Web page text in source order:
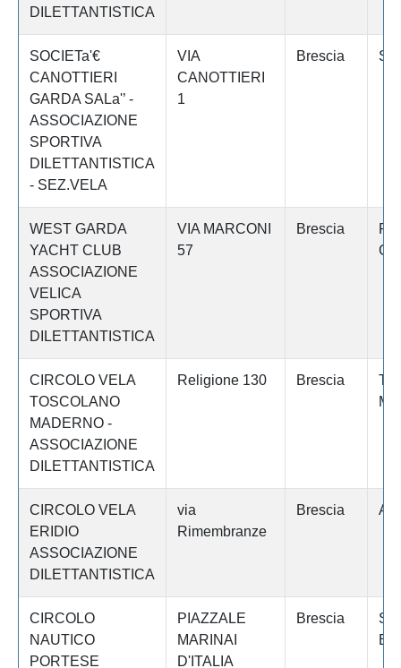
DILETTANTISTICA
SOCIETa'€
CANOTTIERI
GARDA SALa'’ -
ASSOCIAZIONE
SPORTIVA
DILETTANTISTICA
- SEZ.VELA
VIA
CANOTTIERI
1
Brescia
WEST GARDA
YACHT CLUB
ASSOCIAZIONE
VELICA
SPORTIVA
DILETTANTISTICA
VIA MARCONI
57
Brescia
CIRCOLO VELA
TOSCOLANO
MADERNO -
ASSOCIAZIONE
DILETTANTISTICA
Religione 130 Brescia
CIRCOLO VELA
ERIDIO
ASSOCIAZIONE
DILETTANTISTICA
via
Rimembranze
Brescia
CIRCOLO
NAUTICO
PORTESE
PIAZZALE
MARINAI
D'ITALIA
Brescia